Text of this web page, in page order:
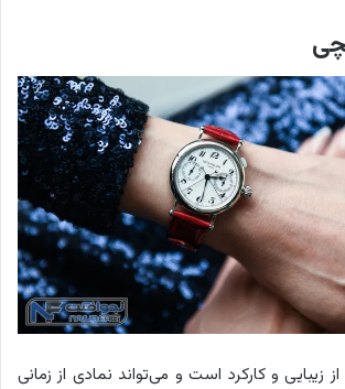
و کارکرد است و می‌تواند نمادی از زمانی